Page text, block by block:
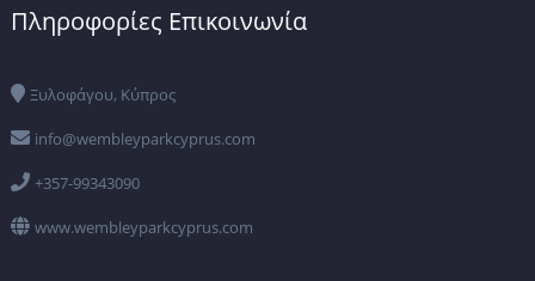
Πληροφορίες Επικοινωνία
Ξυλοφάγου, Κύπρος
info@wembleyparkcyprus.com
+357-99343090
www.wembleyparkcyprus.com